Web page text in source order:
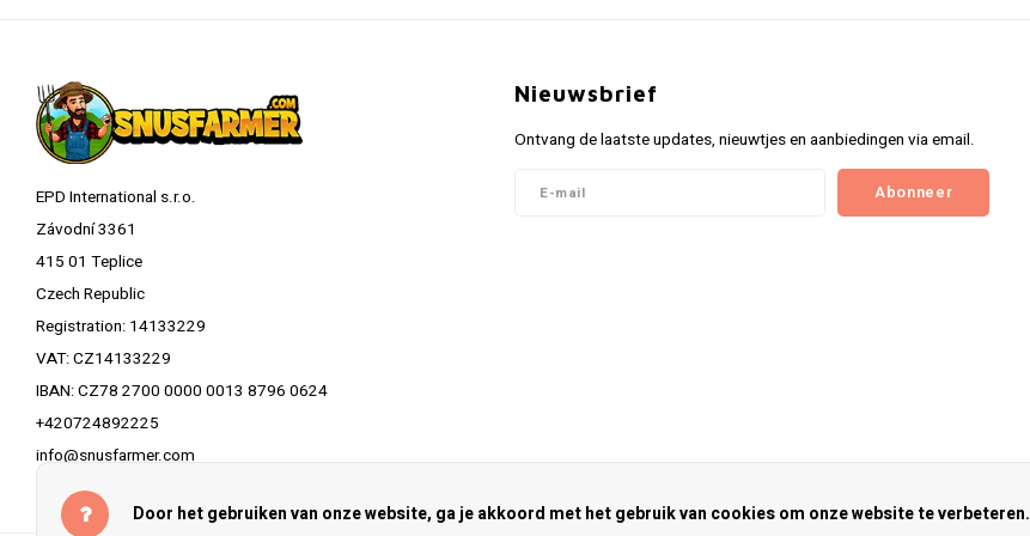
EPD International s.r.o.
Závodní 3361
415 01 Teplice
Czech Republic
Registration: 14133229
VAT: CZ14133229
IBAN: CZ78 2700 0000 0013 8796 0624
+420724892225
info@snusfarmer.com
Nieuwsbrief
Ontvang de laatste updates, nieuwtjes en aanbiedingen via email.
Abonneer
Door het gebruiken van onze website, ga je akkoord met het gebruik van cookies om onze website te verbeteren.